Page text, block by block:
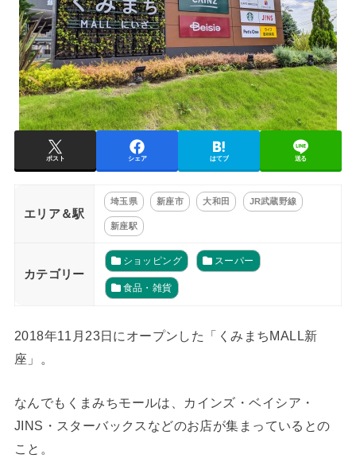
ポスト シェア はてブ 送る
エリア＆駅
埼玉県 新座市 大和田 JR武蔵野線
新座駅
カテゴリー
ショッピング スーパー
食品・雑貨
2018年11月23日にオープンした「くみまちMALL新
座」。
なんでもくまみちモールは、カインズ・ベイシア・
JINS・スターバックスなどのお店が集まっているとの
こと。